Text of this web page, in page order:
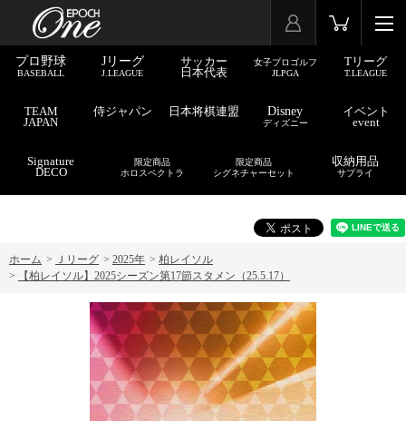
プロ野球
BASEBALL
Jリーグ
J.LEAGUE
サッカー
日本代表
女子プロゴルフ
JLPGA
Tリーグ
T.LEAGUE
TEAM
JAPAN
侍ジャパン 日本将棋連盟 Disney
ディズニー
イベント
event
Signature
DECO
限定商品
ホロスペクトラ
限定商品
シグネチャーセット
収納用品
サプライ
ホーム > Ｊリーグ > 2025年 > 柏レイソル
>
【柏レイソル】2025シーズン第17節スタメン（25.5.17）